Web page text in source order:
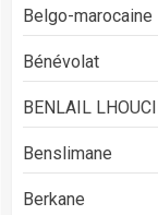
Belgo-marocaine
Bénévolat
BENLAIL
Benslimane
Berkane